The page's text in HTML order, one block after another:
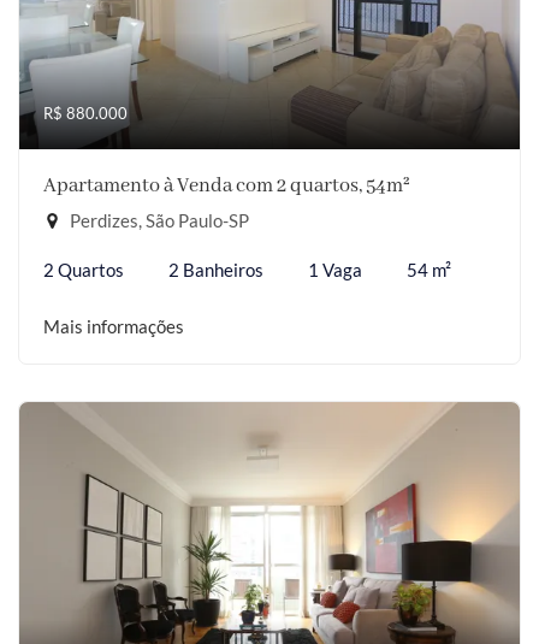
R$ 880.000
Apartamento à Venda com 2 quartos, 54m²
Perdizes, São Paulo-SP
2 Quartos 2 Banheiros 1 Vaga 54 m²
Mais informações